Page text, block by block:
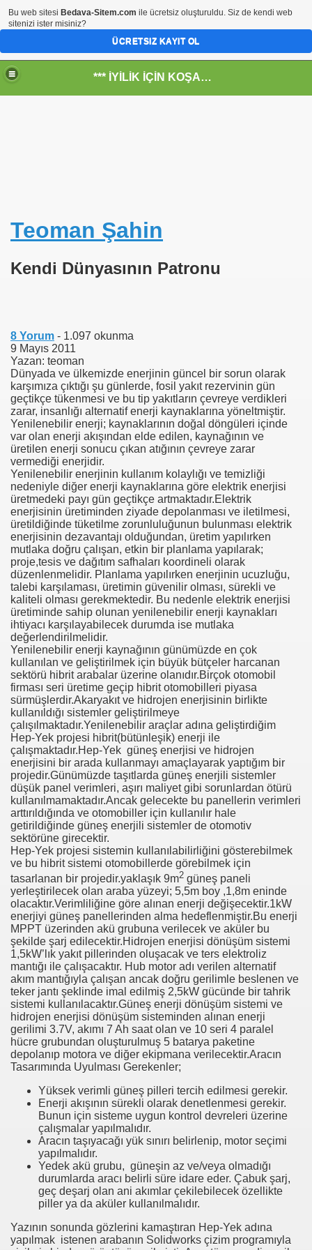
*** İYİLİK İÇİN KOŞANLARIN YERİ***
Teoman Şahin
Kendi Dünyasının Patronu
8 Yorum - 1.097 okunma
9 Mayıs 2011
Yazan: teoman
Dünyada ve ülkemizde enerjinin güncel bir sorun olarak
karşımıza çıktığı şu günlerde, fosil yakıt rezervinin gün
geçtikçe tükenmesi ve bu tip yakıtların çevreye verdikleri
zarar, insanlığı alternatif enerji kaynaklarına yöneltmiştir.
Yenilenebilir enerji; kaynaklarının doğal döngüleri içinde
var olan enerji akışından elde edilen, kaynağının ve
üretilen enerji sonucu çıkan atığının çevreye zarar
vermediği enerjidir.
Yenilenebilir enerjinin kullanım kolaylığı ve temizliği
nedeniyle diğer enerji kaynaklarına göre elektrik enerjisi
üretmedeki payı gün geçtikçe artmaktadır.Elektrik
enerjisinin üretiminden ziyade depolanması ve iletilmesi,
üretildiğinde tüketilme zorunluluğunun bulunması elektrik
enerjisinin dezavantajı olduğundan, üretim yapılırken
mutlaka doğru çalışan, etkin bir planlama yapılarak;
proje,tesis ve dağıtım safhaları koordineli olarak
düzenlenmelidir. Planlama yapılırken enerjinin ucuzluğu,
talebi karşılaması, üretimin güvenilir olması, sürekli ve
kaliteli olması gerekmektedir. Bu nedenle elektrik enerjisi
üretiminde sahip olunan yenilenebilir enerji kaynakları
ihtiyacı karşılayabilecek durumda ise mutlaka
değerlendirilmelidir.
Yenilenebilir enerji kaynağının günümüzde en çok
kullanılan ve geliştirilmek için büyük bütçeler harcanan
sektörü hibrit arabalar üzerine olanıdır.Birçok otomobil
firması seri üretime geçip hibrit otomobilleri piyasa
sürmüşlerdir.Akaryakıt ve hidrojen enerjisinin birlikte
kullanıldığı sistemler geliştirilmeye
çalışılmaktadır.Yenilenebilir araçlar adına geliştirdiğim
Hep-Yek projesi hibrit(bütünleşik) enerji ile
çalışmaktadır.Hep-Yek güneş enerjisi ve hidrojen
enerjisini bir arada kullanmayı amaçlayarak yaptığım bir
projedir.Günümüzde taşıtlarda güneş enerjili sistemler
düşük panel verimleri, aşırı maliyet gibi sorunlardan ötürü
kullanılmamaktadır.Ancak gelecekte bu panellerin verimleri
arttırıldığında ve otomobiller için kullanılır hale
getirildiğinde güneş enerjili sistemler de otomotiv
sektörüne girecektir.
Hep-Yek projesi sistemin kullanılabilirliğini gösterebilmek
ve bu hibrit sistemi otomobillerde görebilmek için
tasarlanan bir projedir.yaklaşık 9m2 güneş paneli
yerleştirilecek olan araba yüzeyi; 5,5m boy ,1,8m eninde
olacaktır.Verimliliğine göre alınan enerji değişecektir.1kW
enerjiyi güneş panellerinden alma hedeflenmiştir.Bu enerji
MPPT üzerinden akü grubuna verilecek ve aküler bu
şekilde şarj edilecektir.Hidrojen enerjisi dönüşüm sistemi
1,5kW’lık yakıt pillerinden oluşacak ve ters elektroliz
mantığı ile çalışacaktır. Hub motor adı verilen alternatif
akım mantığıyla çalışan ancak doğru gerilimle beslenen ve
teker jantı şeklinde imal edilmiş 2,5kW gücünde bir tahrik
sistemi kullanılacaktır.Güneş enerji dönüşüm sistemi ve
hidrojen enerjisi dönüşüm sisteminden alınan enerji
gerilimi 3.7V, akımı 7 Ah saat olan ve 10 seri 4 paralel
hücre grubundan oluşturulmuş 5 batarya paketine
depolanıp motora ve diğer ekipmana verilecektir.Aracın
Tasarımında Uyulması Gerekenler;
Yüksek verimli güneş pilleri tercih edilmesi gerekir.
Enerji akışının sürekli olarak denetlenmesi gerekir.
Bunun için sisteme uygun kontrol devreleri üzerine
çalışmalar yapılmalıdır.
Aracın taşıyacağı yük sınırı belirlenip, motor seçimi
yapılmalıdır.
Yedek akü grubu, güneşin az ve/veya olmadığı
durumlarda aracı belirli süre idare eder. Çabuk şarj,
geç deşarj olan ani akımlar çekilebilecek özellikte
piller ya da aküler kullanılmalıdır.
Yazının sonunda gözlerini kamaştıran Hep-Yek adına
yapılmak istenen arabanın Solidworks çizim programıyla
CANAVARI
Üssü Olacak
Proje Yetkilisi-GEBZE YÜKSEK TEKNOLOJİ
A.Ş.
Alacak
ERDEMİR
Prof.Fuat
1.
Bu web sitesi Bedava-Sitem.com ile ücretsiz oluşturuldu. Siz de kendi web
sitenizi ister misiniz?
ÜCRETSIZ KAYIT OL